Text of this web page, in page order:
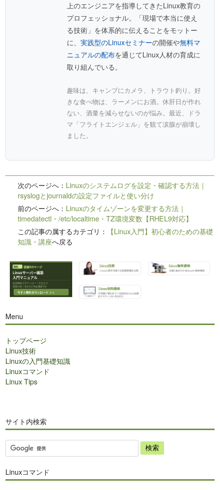
上のエンジニアを指導してきたLinux教育の
プロフェッショナル。「現場で本当に使え
る技術」を体系的に伝えることをモットー
に、実践型のLinuxセミナーの開催や無料マ
ニュアルの配布を通じてLinux人材の育成に
取り組んでいる。
趣味は、キャンプにカメラ、トラウト釣り。好
きな食べ物は、ラーメンにお酒。休肝日が作れ
ない、酒量を減らせないのが悩み。最近、ドラ
マ「フライトエンジェル」を観て涙腺が崩壊し
ました。
次のページへ： Linuxのシステムログを設定・確認する方法｜
rsyslogとjournaldの設定ファイルと使い分け
前のページへ： Linuxのタイムゾーンを変更する方法｜
timedatectl・/etc/localtime・TZ環境変数【RHEL9対応】
この記事の属するカテゴリ：
【Linux入門】初心者のための基礎
知識・講座へ戻る
Menu
トップページ
Linux技術
Linuxの入門基礎知識
Linuxコマンド
Linux Tips
サイト内検索
サ
イ
内
Linuxコマンド